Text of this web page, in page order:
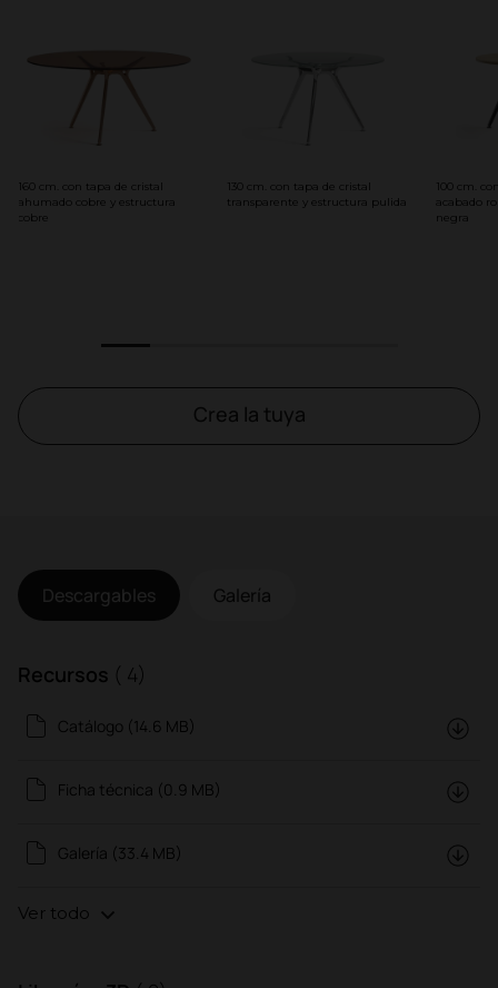
160 cm. con tapa de cristal
ahumado cobre y estructura
cobre
130 cm. con tapa de cristal
transparente y estructura pulida
100 cm.
acabado
negra
Crea la tuya
Descargables Galería
Recursos ( 4)
Catálogo (14.6 MB)
Ficha técnica (0.9 MB)
Galería (33.4 MB)
Ver todo